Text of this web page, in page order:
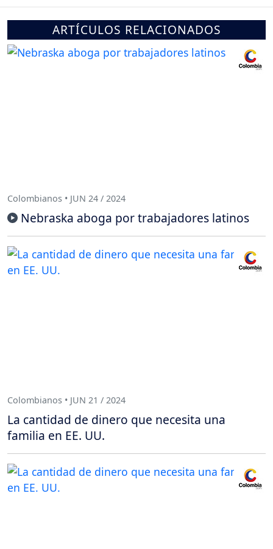
ARTÍCULOS RELACIONADOS
Colombianos • JUN 24 / 2024
Nebraska aboga por trabajadores latinos
Colombianos • JUN 21 / 2024
La cantidad de dinero que necesita una
familia en EE. UU.